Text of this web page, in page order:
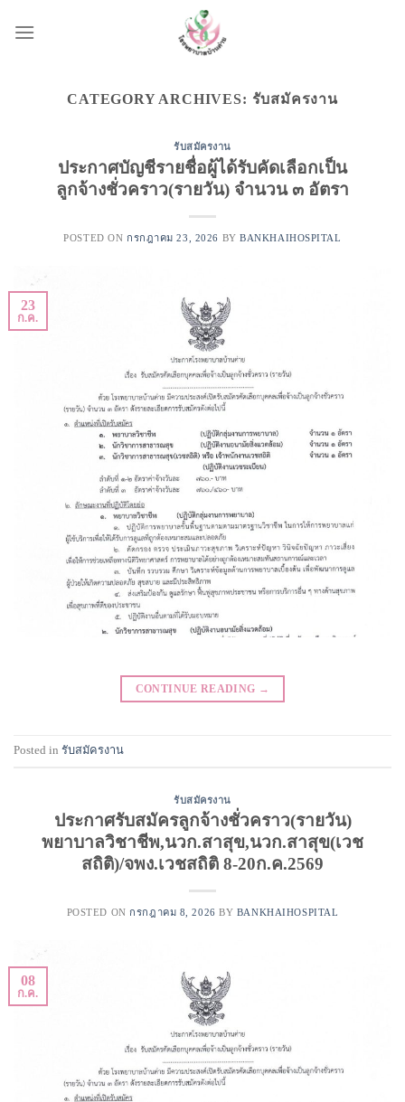
CATEGORY ARCHIVES: รับสมัครงาน
รับสมัครงาน
ประกาศบัญชีรายชื่อผู้ได้รับคัดเลือกเป็น
ลูกจ้างชั่วคราว(รายวัน) จำนวน ๓ อัตรา
POSTED ON กรกฎาคม 23, 2026 BYBANKHAIHOSPITAL
23
ก.ค.
CONTINUE READING →
Posted in รับสมัครงาน
รับสมัครงาน
ประกาศรับสมัครลูกจ้างชั่วคราว(รายวัน)
พยาบาลวิชาชีพ,นวก.สาสุข,นวก.สาสุข(เวช
สถิติ)/จพง.เวชสถิติ 8-20ก.ค.2569
POSTED ON กรกฎาคม 8, 2026 BY BANKHAIHOSPITAL
08
ก.ค.